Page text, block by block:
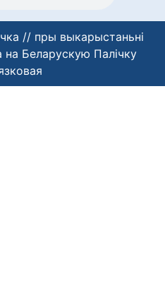
// пры выкарыстаньні
Беларускую Палічку